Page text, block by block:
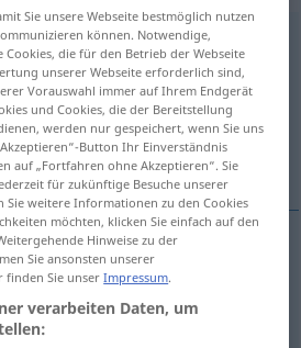
anklicken/antippen)
visqueux mielleux
Sie unsere Webseite bestmöglich nutzen
können. Notwendige,
die für den Betrieb der Webseite
unserer Webseite erforderlich sind,
Vorauswahl immer auf Ihrem Endgerät
und Cookies, die der Bereitstellung
werden nur gespeichert, wenn Sie uns
Button Ihr Einverständnis
auf „Fortfahren ohne Akzeptieren“. Sie
für zukünftige Besuche unserer
Sie weitere Informationen zu den Cookies
möchten, klicken Sie einfach auf den
Hinweise zu der
Sie ansonsten unserer
finden Sie unserImpressum.
verarbeiten Daten, um